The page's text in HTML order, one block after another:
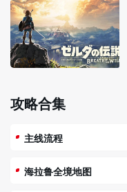
攻略合集
主线流程
海拉鲁全境地图